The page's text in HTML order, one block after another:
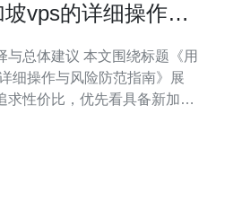
vps的详细操作与
与总体建议 本文围绕标题《用
细操作与风险防范指南》展
求性价比，优先看具备新加坡
）和“最便宜”（基础配置与短